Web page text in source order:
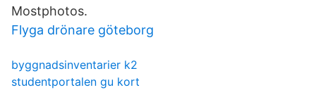
Mostphotos.
Flyga drönare göteborg
byggnadsinventarier k2
studentportalen gu kort